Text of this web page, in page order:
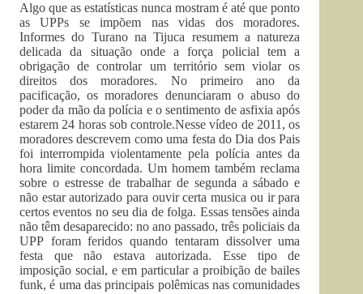
Algo que as estatísticas nunca mostram é até que ponto
as UPPs se impõem nas vidas dos moradores.
Informes do Turano na Tijuca resumem a natureza
delicada da situação onde a força policial tem a
obrigação de controlar um território sem violar os
direitos dos moradores. No primeiro ano da
pacificação, os moradores denunciaram o abuso do
poder da mão da polícia e o sentimento de asfixia após
estarem 24 horas sob controle.Nesse vídeo de 2011, os
moradores descrevem como uma festa do Dia dos Pais
foi interrompida violentamente pela polícia antes da
hora limite concordada. Um homem também reclama
sobre o estresse de trabalhar de segunda a sábado e
não estar autorizado para ouvir certa musica ou ir para
certos eventos no seu dia de folga. Essas tensões ainda
não têm desaparecido: no ano passado, três policiais da
UPP foram feridos quando tentaram dissolver uma
festa que não estava autorizada. Esse tipo de
imposição social, e em particular a proibição de bailes
funk, é uma das principais polêmicas nas comunidades